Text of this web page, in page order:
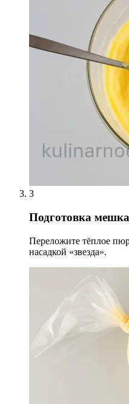
3
Подготовка мешка
Переложите тёплое
насадкой «звезда».